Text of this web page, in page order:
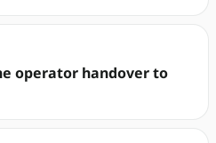
operator handover to